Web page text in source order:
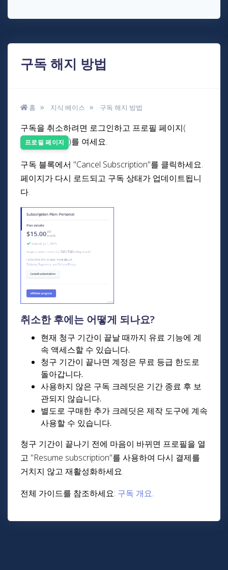
구독 해지 방법
홈 지식 베이스 구독 해지 방법
구독을 취소하려면 로그인하고 프로필 페이지(
프로필 페이지 )를 여세요.
구독 블록에서 "Cancel Subscription"를 클릭하세요.
페이지가 다시 로드되고 구독 상태가 업데이트됩니
다.
취소한 후에는 어떻게 되나요?
현재 청구 기간이 끝날 때까지 유료 기능에 계
속 액세스할 수 있습니다.
청구 기간이 끝나면 계정은 무료 등급 한도로
돌아갑니다.
사용하지 않은 구독 크레딧은 기간 종료 후 보
관되지 않습니다.
별도로 구매한 추가 크레딧은 제작 도구에 계속
사용할 수 있습니다.
청구 기간이 끝나기 전에 마음이 바뀌면 프로필을 열
고 "Resume subscription"를 사용하여 다시 결제를
거치지 않고 재활성화하세요.
전체 가이드를 참조하세요: 구독 개요.